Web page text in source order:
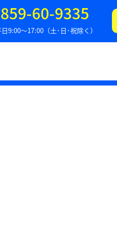
60-9335
9:00～17:00（土･日･祝除く）